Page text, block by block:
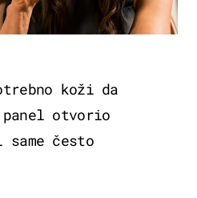
koži da
otvorio
često